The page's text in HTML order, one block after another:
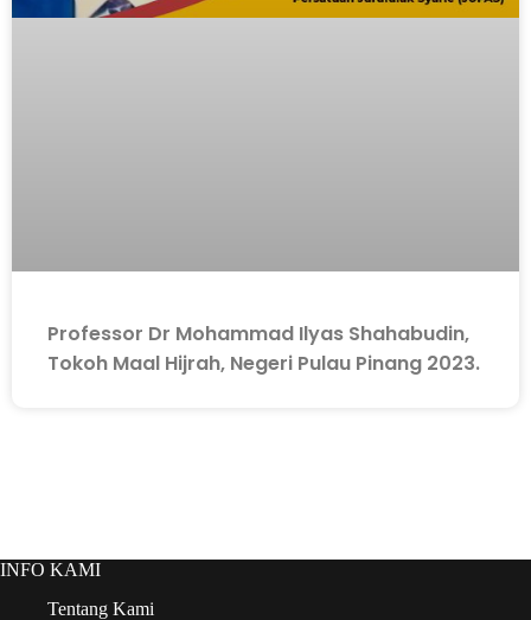
Professor Dr Mohammad Ilyas Shahabudin,
Tokoh Maal Hijrah, Negeri Pulau Pinang 2023.
INFO KAMI
Tentang Kami